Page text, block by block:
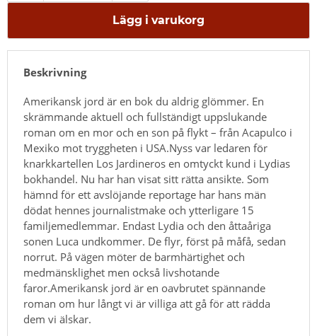
Lägg i varukorg
Beskrivning
Amerikansk jord är en bok du aldrig glömmer. En
skrämmande aktuell och fullständigt uppslukande
roman om en mor och en son på flykt – från Acapulco i
Mexiko mot tryggheten i USA.Nyss var ledaren för
knarkkartellen Los Jardineros en omtyckt kund i Lydias
bokhandel. Nu har han visat sitt rätta ansikte. Som
hämnd för ett avslöjande reportage har hans män
dödat hennes journalistmake och ytterligare 15
familjemedlemmar. Endast Lydia och den åttaåriga
sonen Luca undkommer. De flyr, först på måfå, sedan
norrut. På vägen möter de barmhärtighet och
medmänsklighet men också livshotande
faror.Amerikansk jord är en oavbrutet spännande
roman om hur långt vi är villiga att gå för att rädda
dem vi älskar.